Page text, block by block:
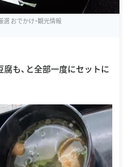
選 おでかけ・観光情報
腐も、と全部一度にセットに